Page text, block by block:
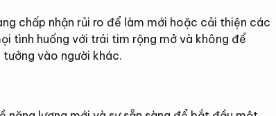
chấp nhận rủi ro để làm mới hoặc cải thiện các
tình huống với trái tim rộng mở và không để
vào người khác.